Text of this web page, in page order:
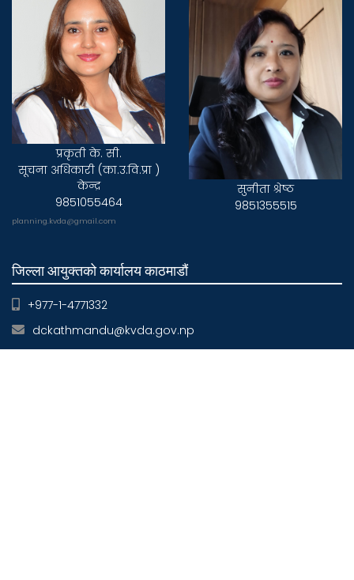
प्रकृती के. सी.
सूचना अधिकारी (का.उ.वि.प्रा )
केन्द्र
9851055464
planning.kvda@gmail.com
सुनीता श्रेष्ठ
9851355515
जिल्ला आयुक्तको कार्यालय काठमाडौं
+977-1-4771332
dckathmandu@kvda.gov.np